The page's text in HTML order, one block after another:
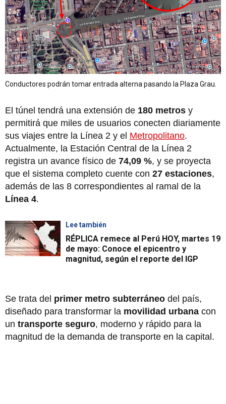
Conductores podrán tomar entrada alterna pasando la Plaza Grau.
El túnel tendrá una extensión de 180 metros y
permitirá que miles de usuarios conecten diariamente
sus viajes entre la Línea 2 y el Metropolitano.
Actualmente, la Estación Central de la Línea 2
registra un avance físico de 74,09 %, y se proyecta
que el sistema completo cuente con 27 estaciones,
además de las 8 correspondientes al ramal de la
Línea 4.
Lee también
RÉPLICA remece al Perú HOY, martes 19
de mayo: Conoce el epicentro y
magnitud, según el reporte del IGP
Se trata del primer metro subterráneo del país,
diseñado para transformar la movilidad urbana con
un transporte seguro, moderno y rápido para la
magnitud de la demanda de transporte en la capital.